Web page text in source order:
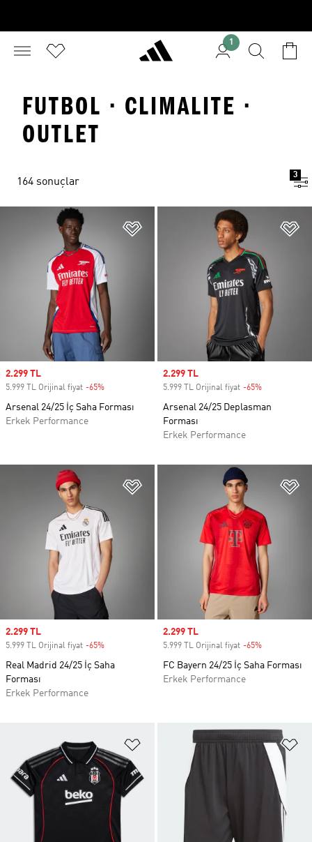
1
FUTBOL · CLIMALITE ·
OUTLET
164 sonuçlar
3
Favori Listesine Ekle
Sale price
2.299 TL
5.999 TL Orijinal fiyat -65%
Arsenal 24/25 İç Saha Forması
Erkek Performance
Sale price
2.299 TL
5.999 TL Orijinal fiyat -65%
Arsenal 24/25 Deplasman
Forması
Erkek Performance
Favori Listesine Ekle
Sale price
2.299 TL
5.999 TL Orijinal fiyat -65%
Real Madrid 24/25 İç Saha
Forması
Erkek Performance
Sale price
2.299 TL
5.999 TL Orijinal fiyat -65%
FC Bayern 24/25 İç Saha Forması
Erkek Performance
Favori Listesine Ekle